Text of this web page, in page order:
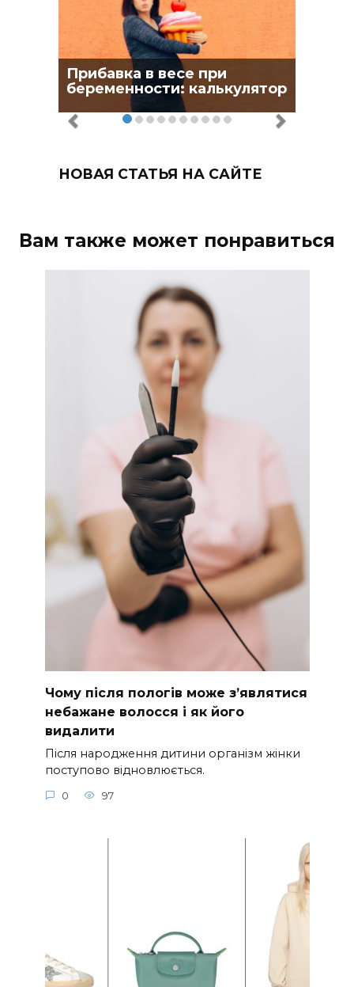
Прибавка в весе при
беременности: калькулятор
НОВАЯ СТАТЬЯ НА САЙТЕ
Вам также может понравиться
Чому після пологів може з’являтися
небажане волосся і як його
видалити
Після народження дитини організм жінки
поступово відновлюється.
0 97